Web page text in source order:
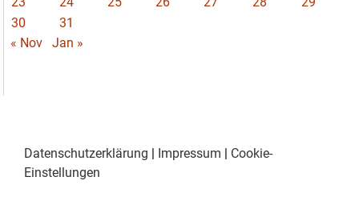
30
31
« Nov
Jan »
Datenschutzerklärung | Impressum | Cookie-
Einstellungen